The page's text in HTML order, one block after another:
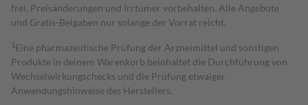
frei. Preisänderungen und Irrtümer vorbehalten. Alle Angebote
und Gratis-Beigaben nur solange der Vorrat reicht.
1 Eine pharmazeutische Prüfung der Arzneimittel und sonstigen
Produkte in deinem Warenkorb beinhaltet die Durchführung von
Wechselwirkungschecks und die Prüfung etwaiger
Anwendungshinweise des Herstellers.